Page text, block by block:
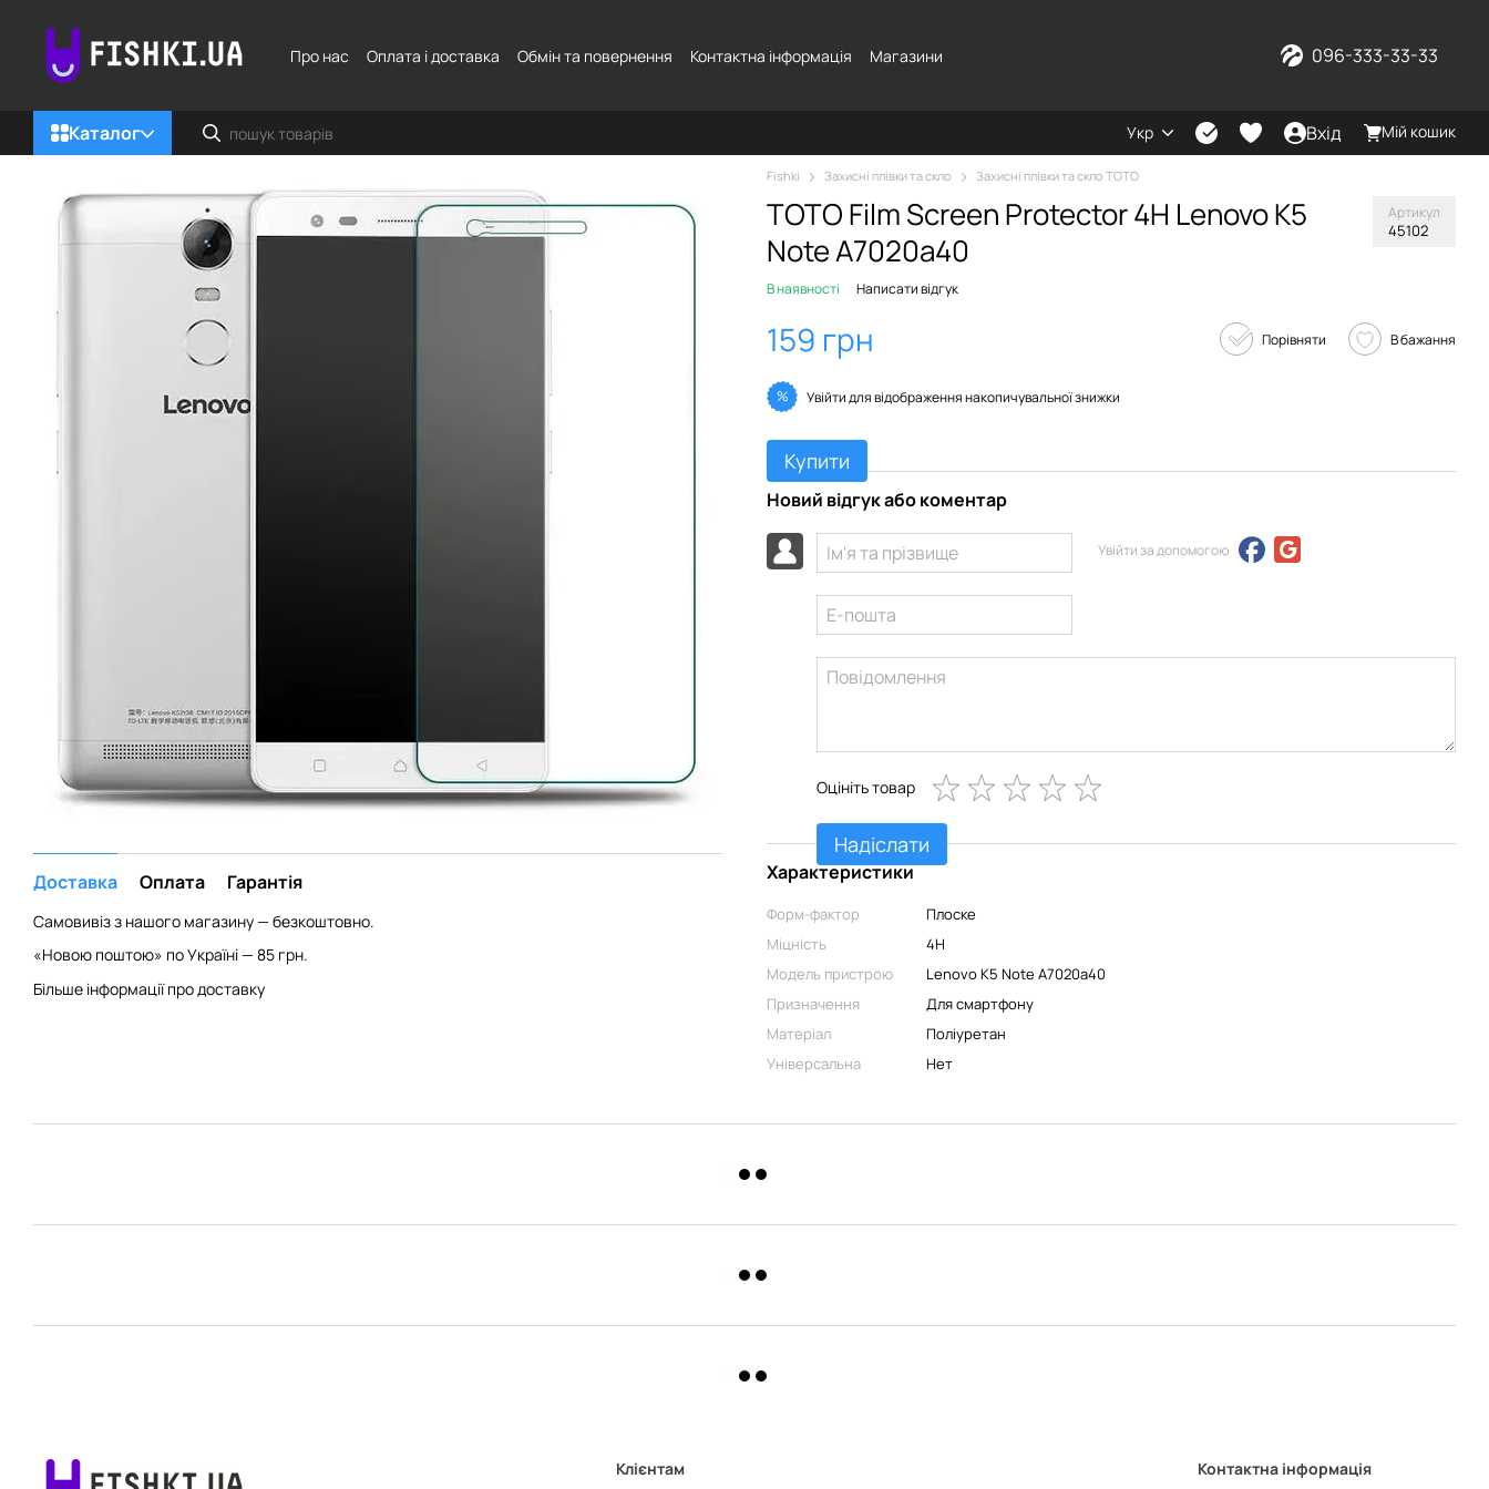
Про нас
Оплата і доставка Обмін та повернення Контактна інформація Магазини 096-333-33-33
Каталог Укр Вхід Мій кошик
Доставка Оплата Гарантія
Самовивіз з нашого магазину — безкоштовно.
«Новою поштою» по Україні — 85 грн.
Більше інформації про доставку
Fishki Захисні плівки та скло Захисні плівки та скло TOTO
TOTO Film Screen Protector 4H Lenovo K5
Note A7020a40
Артикул
45102
В наявності Написати відгук
159 грн Порівняти В бажання
% Увійтидля відображення накопичувальної знижки
Купити
Новий відгук або коментар
Увійти за допомогою
Оцініть товар
Надіслати
Характеристики
Форм-фактор
Плоске
Міцність
4H
Модель пристрою
Lenovo K5 Note A7020a40
Призначення
Для смартфону
Матеріал
Поліуретан
Універсальна
Нет
Клієнтам Контактна інформація